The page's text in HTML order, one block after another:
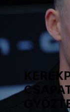
Galéria
Dakar
Los